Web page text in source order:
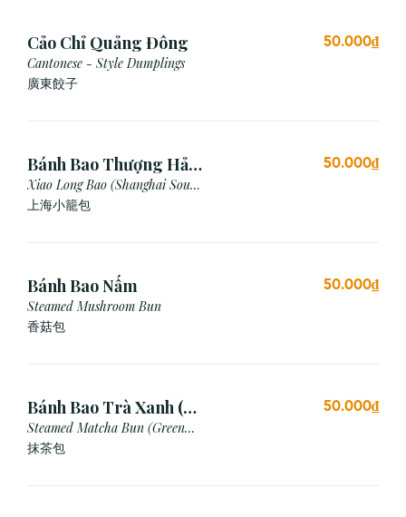
Cảo Chỉ Quảng Đông
Cantonese - Style Dumplings
廣東餃⼦
50.000₫
Bánh Bao Thượng Hải
(3 Viên)
Xiao Long Bao (Shanghai Soup
Dumpling)
上海小籠包
50.000₫
Bánh Bao Nấm
Steamed Mushroom Bun
香菇包
50.000₫
Bánh Bao Trà Xanh (3
Cái)
Steamed Matcha Bun (Green
Tea Bun)
抹茶包
50.000₫